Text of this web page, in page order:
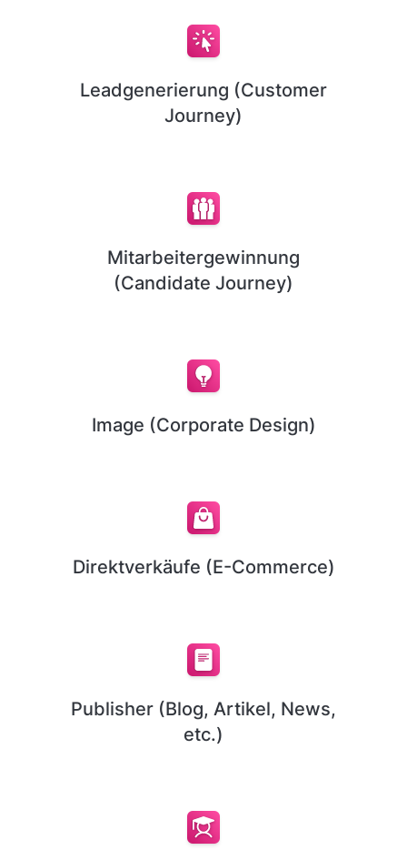
Leadgenerierung (Customer
Journey)
Mitarbeitergewinnung
(Candidate Journey)
Image (Corporate Design)
Direktverkäufe (E-Commerce)
Publisher (Blog, Artikel, News,
etc.)